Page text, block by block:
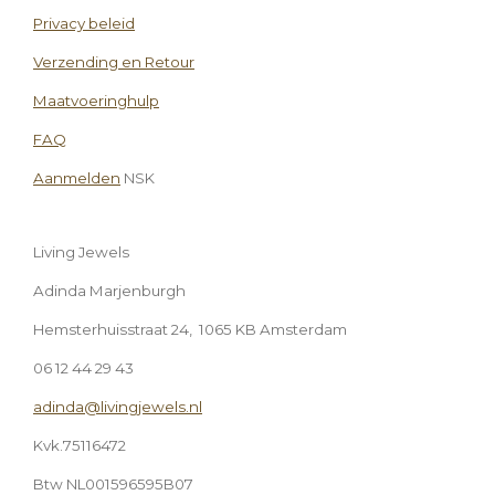
Privacy beleid
Verzending en Retour
Maatvoeringhulp
FAQ
Aanmelden NSK
Living Jewels
Adinda Marjenburgh
Hemsterhuisstraat 24, 1065 KB Amsterdam
06 12 44 29 43
adinda@livingjewels.nl
Kvk.75116472
Btw NL001596595B07